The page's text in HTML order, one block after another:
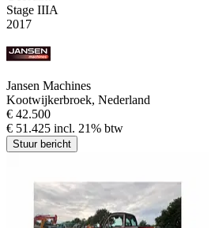
Stage IIIA
2017
Jansen Machines
Kootwijkerbroek, Nederland
€ 42.500
€ 51.425 incl. 21% btw
Stuur bericht